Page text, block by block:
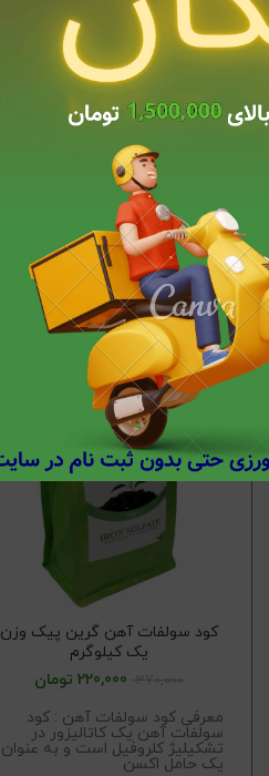
محصولات را بالا می برد.
-41%
کود سولفات آهن گرین پیک وزن
یک کیلوگرم
220,000 تومان
معرفی کود سولفات آهن : کود
سولفات آهن یک کاتالیزور در
تشکیلیژ کلروفیل است و به عنوان
یک حامل اکسن